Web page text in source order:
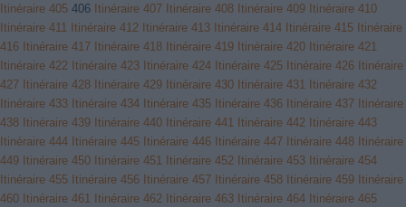
Itinéraire 405 406 Itinéraire 407 Itinéraire 408 Itinéraire 409 Itinéraire 410
Itinéraire 411 Itinéraire 412 Itinéraire 413 Itinéraire 414 Itinéraire 415 Itinéraire
416 Itinéraire 417 Itinéraire 418 Itinéraire 419 Itinéraire 420 Itinéraire 421
Itinéraire 422 Itinéraire 423 Itinéraire 424 Itinéraire 425 Itinéraire 426 Itinéraire
427 Itinéraire 428 Itinéraire 429 Itinéraire 430 Itinéraire 431 Itinéraire 432
Itinéraire 433 Itinéraire 434 Itinéraire 435 Itinéraire 436 Itinéraire 437 Itinéraire
438 Itinéraire 439 Itinéraire 440 Itinéraire 441 Itinéraire 442 Itinéraire 443
Itinéraire 444 Itinéraire 445 Itinéraire 446 Itinéraire 447 Itinéraire 448 Itinéraire
449 Itinéraire 450 Itinéraire 451 Itinéraire 452 Itinéraire 453 Itinéraire 454
Itinéraire 455 Itinéraire 456 Itinéraire 457 Itinéraire 458 Itinéraire 459 Itinéraire
460 Itinéraire 461 Itinéraire 462 Itinéraire 463 Itinéraire 464 Itinéraire 465